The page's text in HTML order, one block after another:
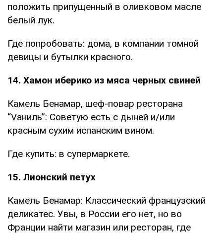
положить припущенный в оливковом масле
белый лук.
Где попробовать: дома, в компании томной
девицы и бутылки красного.
14. Хамон иберико из мяса черных свиней
Камель Бенамар, шеф-повар ресторана
“Vаниль”: Советую есть с дыней и/или
красным сухим испанским вином.
Где купить: в супермаркете.
15. Лионский петух
Камель Бенамар: Классический французский
деликатес. Увы, в России его нет, но во
Франции найти магазин или ресторан, где